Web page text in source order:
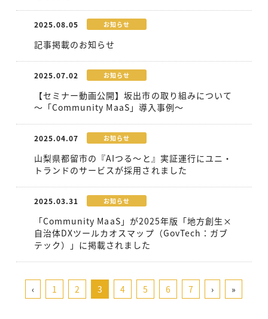
2025.08.05 お知らせ
記事掲載のお知らせ
2025.07.02 お知らせ
【セミナー動画公開】坂出市の取り組みについて
～「Community MaaS」導入事例～
2025.04.07 お知らせ
山梨県都留市の『AIつる～と』実証運行にユニ・
トランドのサービスが採用されました
2025.03.31 お知らせ
「Community MaaS」が2025年版「地方創生×
自治体DXツールカオスマップ（GovTech：ガブ
テック）」に掲載されました
‹ 1 2 3 4 5 6 7 › »